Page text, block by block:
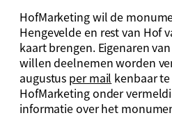
HofMarketing wil de
Hengevelde en rest van Hof
kaart brengen. Eigenaren
willen deelnemen worden
augustus per mail kenbaar
HofMarketing onder
informatie over het